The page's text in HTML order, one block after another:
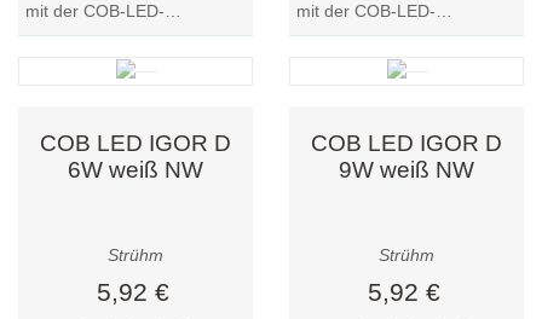
mit der COB-LED-
Deckenleuchte IGOR C 6W
in Weiß NW. Verbessern Sie
Ihr Ambiente mit dieser...
mit der COB-LED-
Deckenleuchte IGOR C 9W
in Weiß NW. Verbessern Sie
Ihr Ambiente mit dieser...
COB LED IGOR D
6W weiß NW
Strühm
5,92 €
COB LED IGOR D
9W weiß NW
Strühm
5,92 €